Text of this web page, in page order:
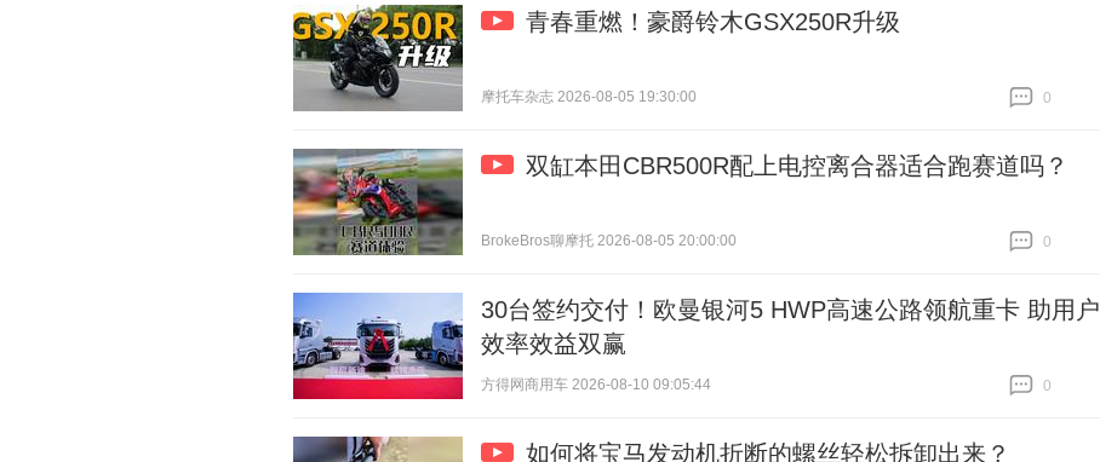
青春重燃！豪爵铃木GSX250R升级
摩托车杂志 2026-08-05 19:30:00
0
双缸本田CBR500R配上电控离合器适合跑赛道吗？
BrokeBros聊摩托 2026-08-05 20:00:00
0
30台签约交付！欧曼银河5 HWP高速公路领航重卡 助用户
效率效益双赢
方得网商用车 2026-08-10 09:05:44
0
如何将宝马发动机折断的螺丝轻松拆卸出来？